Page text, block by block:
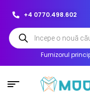
+4 0770.498.602
Furnizorul